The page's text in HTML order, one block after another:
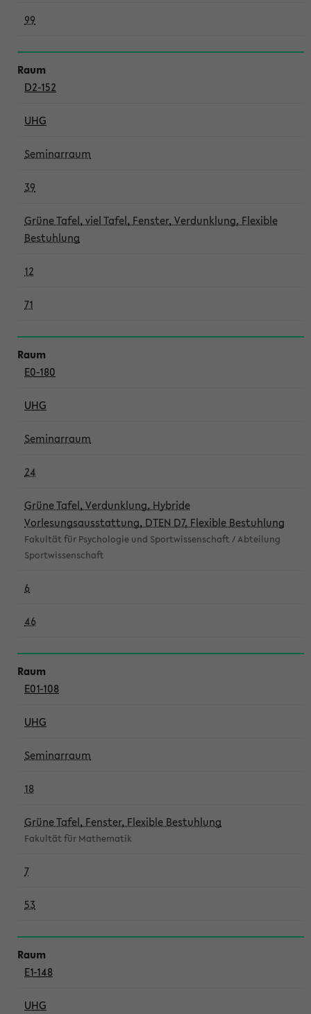
99
D2-152
UHG
Seminarraum
39
Grüne Tafel, viel Tafel, Fenster, Verdunklung, Flexible
Bestuhlung
12
71
E0-180
UHG
Seminarraum
24
Grüne Tafel, Verdunklung, Hybride
Vorlesungsausstattung, DTEN D7, Flexible Bestuhlung
Fakultät für Psychologie und Sportwissenschaft / Abteilung
Sportwissenschaft
6
46
E01-108
UHG
Seminarraum
18
Grüne Tafel, Fenster, Flexible Bestuhlung
Fakultät für Mathematik
7
53
E1-148
UHG